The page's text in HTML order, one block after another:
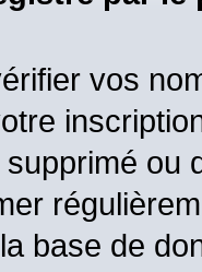
vos
supprimé
base de